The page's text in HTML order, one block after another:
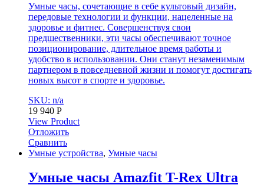
Умные часы, сочетающие в себе культовый дизайн,
передовые технологии и функции, нацеленные на
здоровье и фитнес. Совершенствуя свои
предшественники, эти часы обеспечивают точное
позиционирование, длительное время работы и
удобство в использовании. Они станут незаменимым
партнером в повседневной жизни и помогут достигать
новых высот в спорте и здоровье.
SKU: n/a
19 940 Р
View Product
Отложить
Сравнить
Умные устройства, Умные часы
Умные часы Amazfit T-Rex Ultra